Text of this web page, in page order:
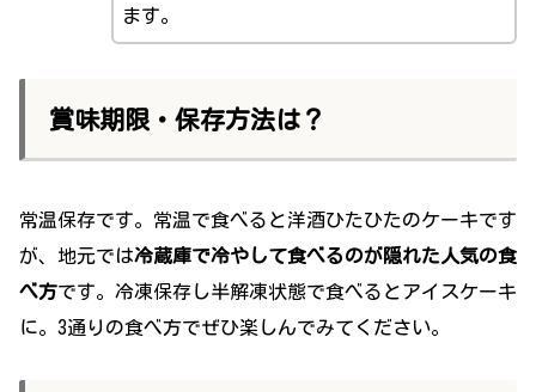
ます。
賞味期限・保存方法は？
常温保存です。常温で食べると洋酒ひたひたのケーキです
が、地元では冷蔵庫で冷やして食べるのが隠れた人気の食
べ方です。冷凍保存し半解凍状態で食べるとアイスケーキ
に。3通りの食べ方でぜひ楽しんでみてください。